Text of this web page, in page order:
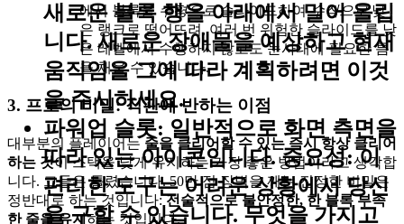
새로운 블록 행을 아래에서 밀어 올립
니다. 새로운 장애물을 예상하고 현재
움직임을 그에 따라 계획하려면 이것
을 주시하세요.
파워업 슬롯: 일반적으로 화면 측면을
따라 있는 아이콘입니다.중요성:이
편리한 도구는 어려운 상황에서 당신
을 구할 수 있습니다. 무엇을 가지고
에서 블록을 수평으로슬라이드하여수직으로낮
은 랭크로 떨어뜨려, 여러 번 위험한 슬라이드를 낮
은 레벨에서 수행하지 않고도 눈사태에 필요한 틈
을 채울 수 있습니다.
3. 프로의 비밀: 직관에 반하는 이점
대부분의 플레이어는줄을 클리어할 수 있는 즉시 항상 클리어
하는 것이 스택을 낮게 유지하는 가장 좋은 방법이라고 생각합
니다. 그들은 틀렸습니다. 50만 점 장벽을 깨는 진정한 비밀은
정반대로 하는 것입니다:전술적으로 불안정한, 한 블록 부족
한 줄을 유지하는 것입니다.